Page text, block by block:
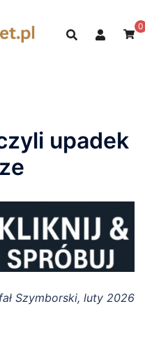
0
upadek
Szymborski, luty 2026